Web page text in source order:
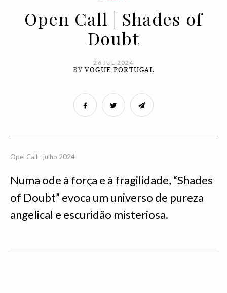
Open Call | Shades of
Doubt
26 JUL 2024
BYVOGUE PORTUGAL
Opel Call - julho 2024
Numa ode à força e à fragilidade, “Shades
of Doubt” evoca um universo de pureza
angelical e escuridão misteriosa.